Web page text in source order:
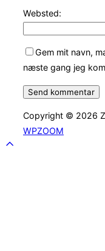
Websted:
Gem mit navn,
næste gang jeg
Copyright © 2026
WPZOOM